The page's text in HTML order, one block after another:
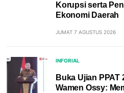
Korupsi serta
Ekonomi Daerah
JUMAT 7 AGUSTUS 2026
INFORIAL
Buka Ujian PPAT
Wamen Ossy: